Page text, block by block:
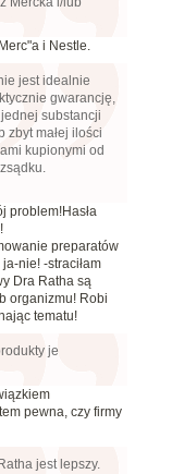
i Nestle.
jest idealnie
gwarancję,
substancji
zbyt małej ilości
kupionymi od
problem!Hasła
preparatów
nie! -straciłam
Dra Ratha są
organizmu! Robi
tematu!
je
pewna, czy firmy
jest lepszy.